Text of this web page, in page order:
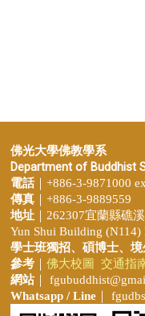
佛光大學佛教學系
Department of Buddhist
電話｜+886-3-9871000
傳真 ｜+886-3-9889559
地址 ｜262307宜蘭縣礁
Yun Shui Building (N114)
學士班獨招、 碩博士、境
參考
佛大校圖
交通指
網站｜
Whatsapp / Line ｜